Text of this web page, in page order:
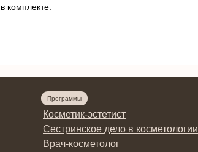
комплекте.
Программы
Косметик-эстетист
Сестринское дело в косметологии
Врач-косметолог